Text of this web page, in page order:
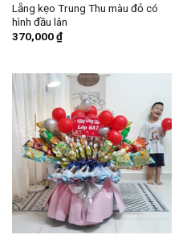
Lẵng kẹo Trung Thu màu đỏ có
hình đầu lân
370,000₫